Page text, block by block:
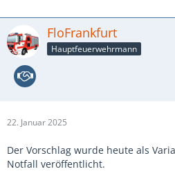
FloFrankfurt
Hauptfeuerwehrmann
22. Januar 2025
Der Vorschlag wurde heute als
Notfall veröffentlicht.